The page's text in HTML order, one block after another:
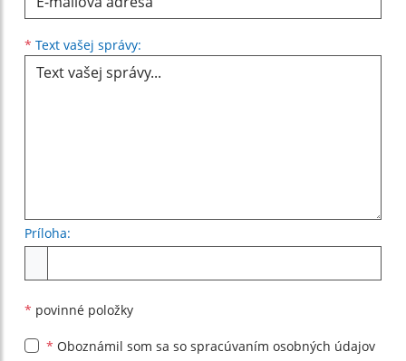
* Text vašej správy:
Príloha:
* povinné položky
* Oboznámil som sa so spracúvaním osobných údajov